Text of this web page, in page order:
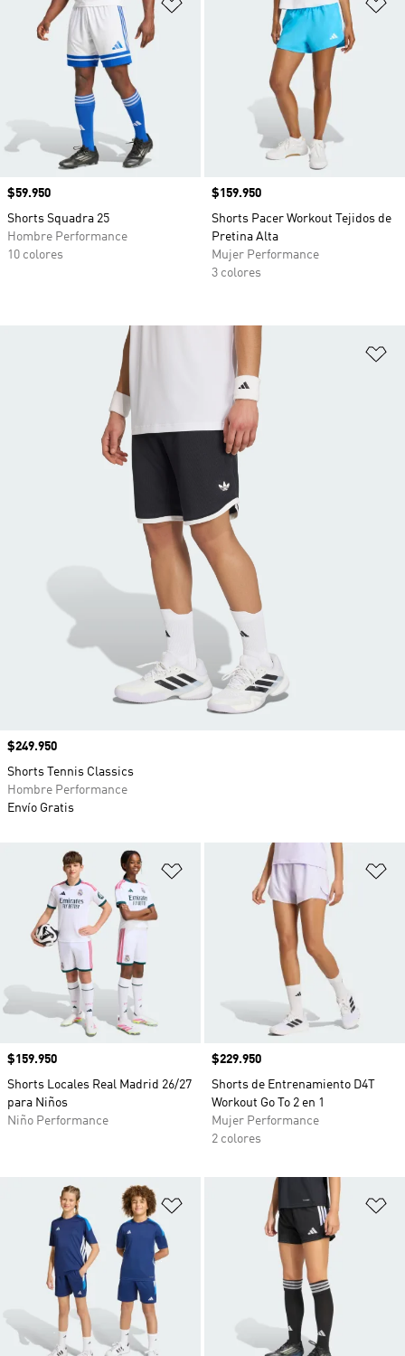
Precio
$59.950
Shorts Squadra 25
Hombre Performance
10 colores
Precio
$159.950
Shorts Pacer Workout Tejidos de
Pretina Alta
Mujer Performance
3 colores
Añadir a la lista de deseos
Precio
$159.950
Shorts Locales Real Madrid 26/27
para Niños
Niño Performance
Precio
$229.950
Shorts de Entrenamiento D4T
Workout Go To 2 en 1
Mujer Performance
2 colores
Añadir a la lista de deseos
Precio
$249.950
Shorts Tennis Classics
Hombre Performance
Envío Gratis